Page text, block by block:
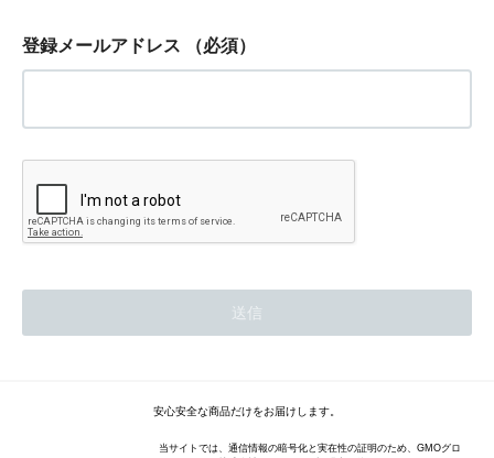
登録メールアドレス （必須）
安心安全な商品だけをお届けします。
当サイトでは、通信情報の暗号化と実在性の証明のため、GMOグロ